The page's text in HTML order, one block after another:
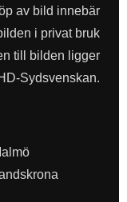
av bild innebär
i privat bruk
till bilden ligger
Sydsvenskan.